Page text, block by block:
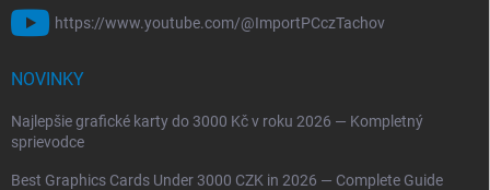
https://www.youtube.com/@ImportPCczTachov
NOVINKY
Najlepšie grafické karty do 3000 Kč v roku 2026 — Kompletný
sprievodce
Best Graphics Cards Under 3000 CZK in 2026 — Complete Guide